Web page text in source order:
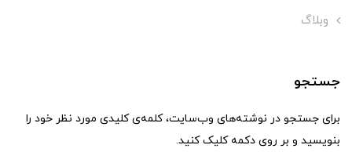
وبلاگ
جستجو
برای جستجو در نوشته‌های وب‌سایت، کلمه‌ی کلیدی مورد نظر خود را
بنویسید و بر روی دکمه کلیک کنید.